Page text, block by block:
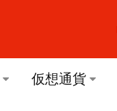
仮想通貨